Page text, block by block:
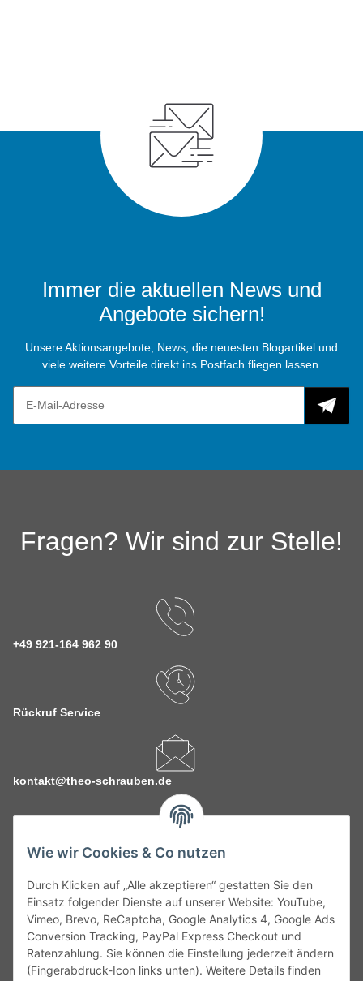
Wie wir Cookies & Co nutzen
Durch Klicken auf „Alle akzeptieren“ gestatten Sie den
Einsatz folgender Dienste auf unserer Website: YouTube,
Vimeo, Brevo, ReCaptcha, Google Analytics 4, Google Ads
Conversion Tracking, PayPal Express Checkout und
Ratenzahlung. Sie können die Einstellung jederzeit ändern
(Fingerabdruck-Icon links unten). Weitere Details finden
Immer die aktuellen News und
Angebote sichern!
Unsere Aktionsangebote, News, die neuesten Blogartikel und
viele weitere Vorteile direkt ins Postfach fliegen lassen.
Fragen? Wir sind zur Stelle!
+49 921-164 962 90
Rückruf Service
kontakt@theo-schrauben.de
Service
Gesetzliche Informationen